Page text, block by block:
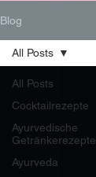
Blog
All Posts
Cocktailrezepte
Ayurvedische
Getränkerezepte
Ayurveda
All Posts